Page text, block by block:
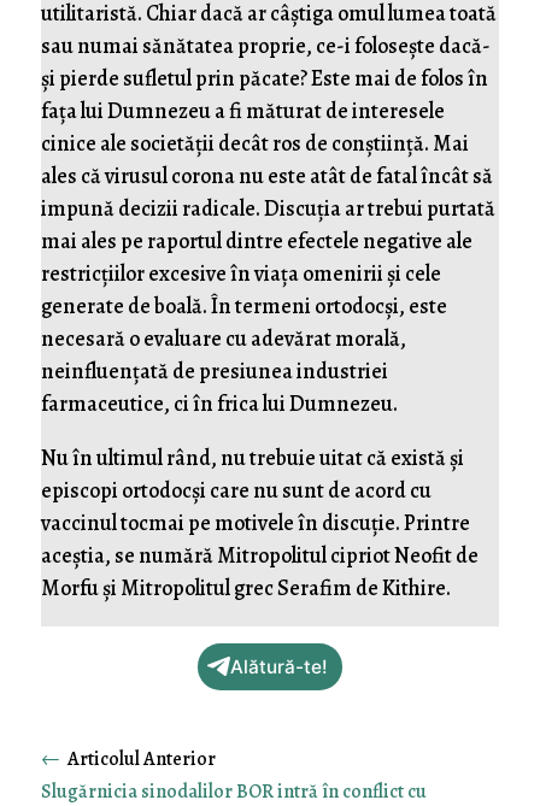
utilitaristă. Chiar dacă ar câștiga omul lumea toată
sau numai sănătatea proprie, ce-i folosește dacă-
și pierde sufletul prin păcate? Este mai de folos în
fața lui Dumnezeu a fi măturat de interesele
cinice ale societății decât ros de conștiință. Mai
ales că virusul corona nu este atât de fatal încât să
impună decizii radicale. Discuția ar trebui purtată
mai ales pe raportul dintre efectele negative ale
restricțiilor excesive în viața omenirii și cele
generate de boală. În termeni ortodocși, este
necesară o evaluare cu adevărat morală,
neinfluențată de presiunea industriei
farmaceutice, ci în frica lui Dumnezeu.
Nu în ultimul rând, nu trebuie uitat că există și
episcopi ortodocși care nu sunt de acord cu
vaccinul tocmai pe motivele în discuție. Printre
aceștia, se numără Mitropolitul cipriot Neofit de
Morfu și Mitropolitul grec Serafim de Kithire.
Alătură-te!
←
Slugărnicia sinodalilor BOR intră în conflict cu